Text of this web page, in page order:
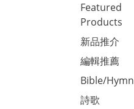
Featured
Products
新品推介
編輯推薦
Bible/Hymn
詩歌